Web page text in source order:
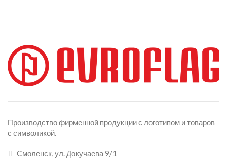
Производство фирменной продукции с логотипом и товаров
с символикой.
Смоленск, ул. Докучаева 9/1